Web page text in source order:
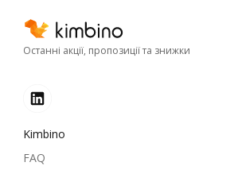
Останні акції, пропозиції та знижки
Kimbino
FAQ